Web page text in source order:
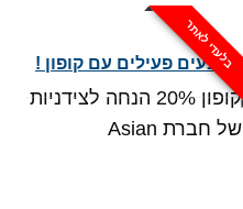
היה:
בלעדי לאתר
מבצעים פעילים עם קופון !
קופון 20% הנחה לצידניות
של חברת Asian